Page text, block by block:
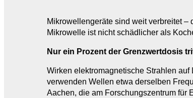
Mikrowellengeräte sind weit verbreitet
Mikrowelle ist nicht schädlicher als
Nur ein Prozent der Grenzwertdosis
Wirken elektromagnetische Strahlen
verwenden Wellen etwa derselben
Aachen, die am Forschungszentrum für